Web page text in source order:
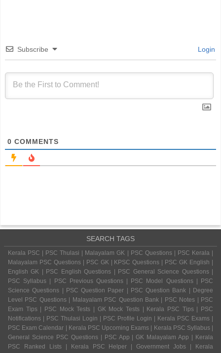
Subscribe Login
0 COMMENTS
SEARCH TAGS
Kerala PSC | PSC Thulasi | Malayalam GK | PSC Questions | PSC Kerala |
Malayalam PSC Questions | PSC GK | KPSC Questions | PSC GK English |
English GK | PSC English Questions | PSC General Science Questions |
PSC Syllabus | PSC Previous Questions | PSC Model Questions | PSC
Science Questions | PSC Question Paper | PSC Question Bank | Degree
Level PSC Questions | Malayalam PSC Question Bank | PSC Notes | PSC
Exam Tips | PSC Mock Tests | GK Mock Tests | Kerala PSC Tips | PSC
Notifications | PSC Thulasi Login | PSC Profile Login | Kerala PSC Exams |
PSC Exam Calendar | Kerala PSC Upcoming Exams | Kerala PSC Syllabus |
General Science PSC Questions | PSC App | GK Malayalam App | Kerala
PSC Ranked Lists | Kerala PSC Helper | Government Jobs | Kerala